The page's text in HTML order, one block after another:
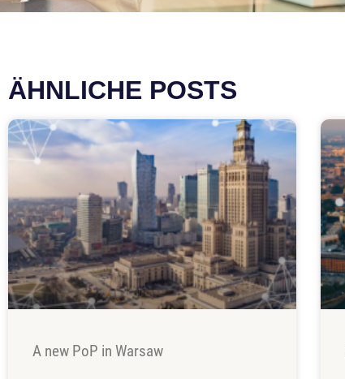
ÄHNLICHE POSTS
A new PoP in Warsaw